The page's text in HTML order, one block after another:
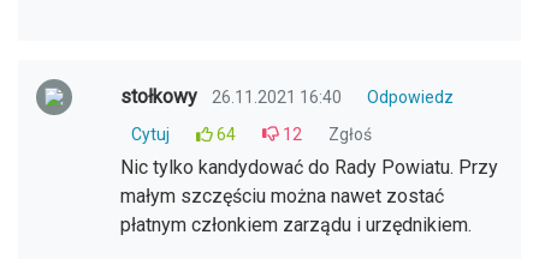
stołkowy 26.11.2021 16:40
Odpowiedz
Cytuj
64 12 Zgłoś
Nic tylko kandydować do Rady Powiatu. Przy
małym szczęściu można nawet zostać
płatnym członkiem zarządu i urzędnikiem.